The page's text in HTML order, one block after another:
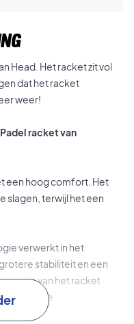
Head. Het racket zit vol
dat het racket
weer!
racket van
een hoog comfort. Het
slagen, terwijl het een
verwerkt in het
stabiliteit en een
van het racket
in je spel te